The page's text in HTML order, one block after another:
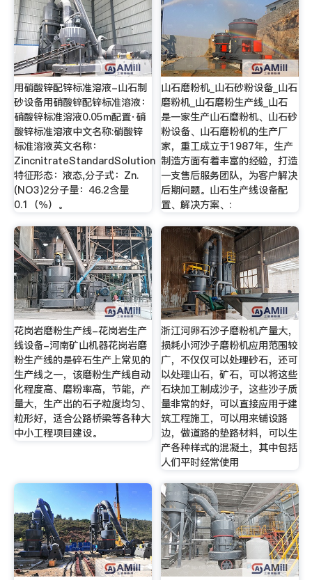
用硝酸锌配锌标准溶液-山石制
砂设备用硝酸锌配锌标准溶液：
硝酸锌标准溶液0.05m配置·硝
酸锌标准溶液中文名称:硝酸锌
标准溶液英文名称：
ZincnitrateStandardSolution
特征形态：液态,分子式：Zn.
(NO3)2分子量：46.2含量
0.1（％）。
山石磨粉机_山石砂粉设备_山石
磨粉机_山石磨粉生产线_山石
是一家生产山石磨粉机、山石砂
粉设备、山石磨粉机的生产厂
家，重工成立于1987年，生产
制造方面有着丰富的经验，打造
一支售后服务团队，为客户解决
后期问题。山石生产线设备配
置、解决方案、:
花岗岩磨粉生产线-花岗岩生产
线设备-河南矿山机器花岗岩磨
粉生产线的是碎石生产上常见的
生产线之一，该磨粉生产线自动
化程度高、磨粉率高，节能，产
量大，生产出的石子粒度均匀、
粒形好，适合公路桥梁等各种大
中小工程项目建设。
浙江河卵石沙子磨粉机产量大，
损耗小河沙子磨粉机应用范围较
广，不仅仅可以处理砂石，还可
以处理山石，矿石，可以将这些
石块加工制成沙子，这些沙子质
量非常的好，可以直接应用于建
筑工程施工，可以用来铺设路
边，做道路的垫路材料，可以生
产各种样式的混凝土，其中包括
人们平时经常使用